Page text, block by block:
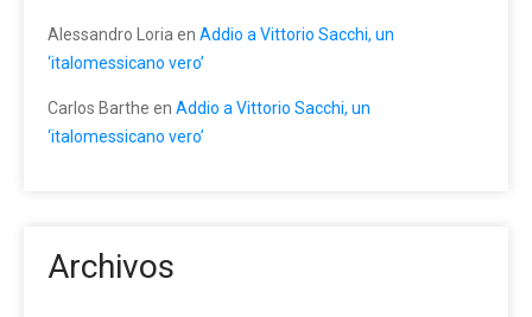
Alessandro Loria en Addio a Vittorio Sacchi, un
‘italomessicano vero’
Carlos Barthe en Addio a Vittorio Sacchi, un
‘italomessicano vero’
Archivos